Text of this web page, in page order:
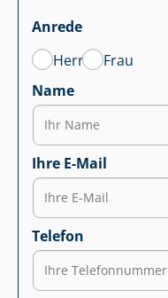
Anrede
Herr
Frau
Name
Ihre E-Mail
Telefon